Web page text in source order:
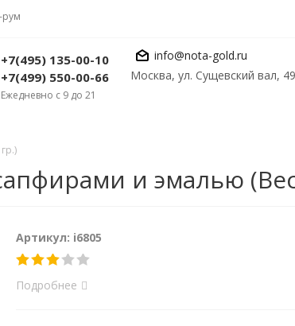
+7(495) 135-00-10
+7(499) 550-00-66
Ежедневно с 9 до 21
info@nota-gold.ru
Москва, ул. Сущевский вал, 49
и эмалью (Вес
Артикул: i6805
Подробнее